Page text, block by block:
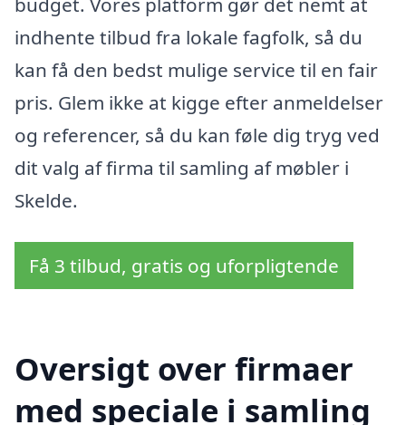
indhente tilbud fra lokale fagfolk, så du
kan få den bedst mulige service til en fair
pris. Glem ikke at kigge efter anmeldelser
og referencer, så du kan føle dig tryg ved
dit valg af firma til samling af møbler i
Skelde.
Få 3 tilbud, gratis og uforpligtende
Oversigt over firmaer
med speciale i samling